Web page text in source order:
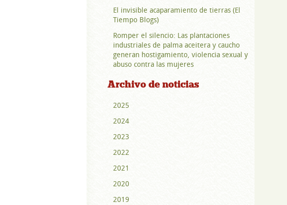
El invisible acaparamiento de tierras (El
Tiempo Blogs)
Romper el silencio: Las plantaciones
industriales de palma aceitera y caucho
generan hostigamiento, violencia sexual y
abuso contra las mujeres
Archivo de noticias
2025
2024
2023
2022
2021
2020
2019